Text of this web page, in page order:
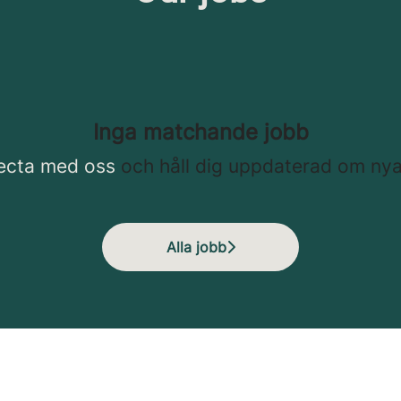
Inga matchande jobb
med oss och håll dig uppdaterad om
Alla jobb